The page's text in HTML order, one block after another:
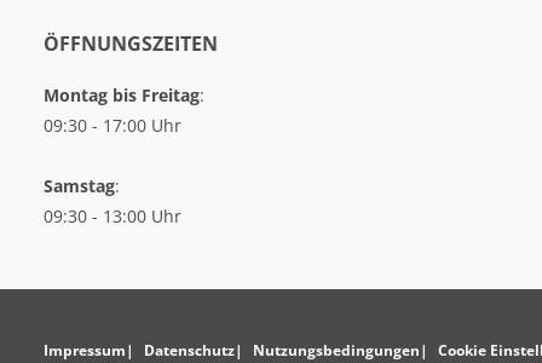
ÖFFNUNGSZEITEN
Montag bis Freitag:
09:30 - 17:00 Uhr
Samstag:
09:30 - 13:00 Uhr
Impressum Datenschutz Nutzungsbedingungen Cookie